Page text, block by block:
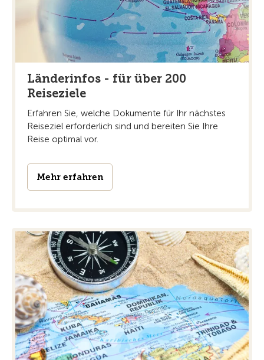
Länderinfos - für über 200
Reiseziele
Erfahren Sie, welche Dokumente für Ihr nächstes
Reiseziel erforderlich sind und bereiten Sie Ihre
Reise optimal vor.
Mehr erfahren